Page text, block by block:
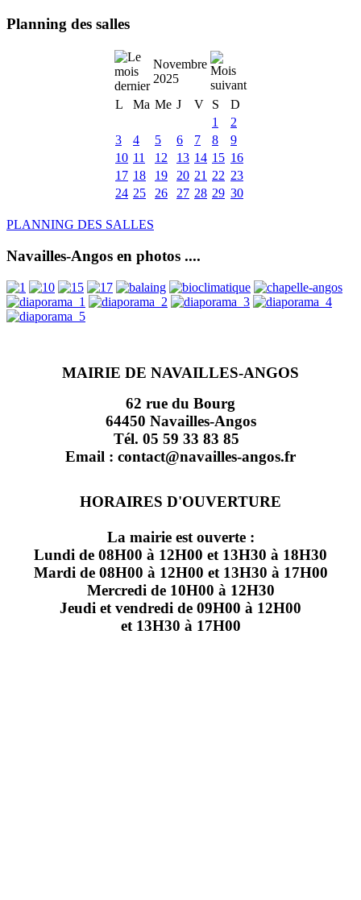
Planning des salles
Novembre
2025
L
Ma Me J V S
D
1
2
3
4 5 6 7 8
9
10 11 12 13 14 15 16
17 18 19 20 21 22 23
24 25 26 27 28 29 30
PLANNING DES SALLES
Navailles-Angos en photos ....
MAIRIE DE NAVAILLES-ANGOS
62 rue du Bourg
64450 Navailles-Angos
Tél. 05 59 33 83 85
Email : contact@navailles-angos.fr
HORAIRES D'OUVERTURE
La mairie est ouverte :
Lundi de 08H00 à 12H00 et 13H30 à 18H30
Mardi de 08H00 à 12H00 et 13H30 à 17H00
Mercredi de 10H00 à 12H30
Jeudi et vendredi de 09H00 à 12H00
et 13H30 à 17H00